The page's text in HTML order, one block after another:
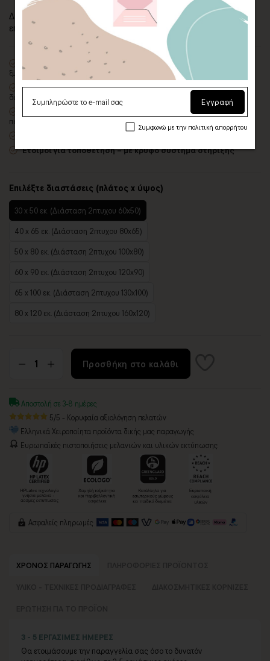
Δίπτυχος πίνακας σε καμβά "Πινελιές Χρωμάτων". Ιδανική
επιλογή για να αναβαθμίσετε την αισθητική του χώρου σας.
100% πιστοποιημένος βαμβακερός καμβάςσε τελάρο φυσικής
ξυλείας
Οικολογική εκτύπωσημε μελάνια νερού latex, χωρίς χημικούς
διαλύτες και οσμές
ξύλινης διακοσμητικής κορνίζαςμε
πολλές επιλογές
Έτοιμοι για τοποθέτηση – με κρυφό σύστημα στήριξης
Επιλέξτε διαστάσεις (πλάτος x ύψος)
30 x 50 εκ. (Διάσταση 2πτυχου 60x50)
40 x 65 εκ. (Διάσταση 2πτυχου 80x65)
50 x 80 εκ. (Διάσταση 2πτυχου 100x80)
60 x 90 εκ. (Διάσταση 2πτυχου 120x90)
65 x 100 εκ. (Διάσταση 2πτυχου 130x100)
80 x 120 εκ. (Διάσταση 2πτυχου 160x120)
Προσθήκη στο καλάθι
Αποστολή σε 3-8 ημέρες
5/5 - Κορυφαία αξιολόγηση πελατών
Ελληνικά Χειροποίητα προϊόντα δικής μας παραγωγής
Ευρωπαϊκές πιστοποιήσεις μελανιών και υλικών εκτύπωσης:
Ασφαλείς πληρωμές
ΧΡΟΝΟΣ ΠΑΡΑΓΩΓΗΣ
3 - 5 ΕΡΓΑΣΙΜΕΣ ΗΜΕΡΕΣ
Θα ετοιμάσουμε την παραγγελία σας όσο το δυνατόν
Εγγραφή
Συμφωνώ με την πολιτική απορρήτου